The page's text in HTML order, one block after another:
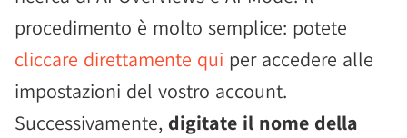
procedimento è molto semplice: potete
cliccare direttamente qui per accedere alle
impostazioni del vostro account.
Successivamente, digitate il nome della